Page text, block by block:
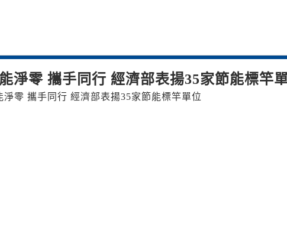
淨零 攜手同行 經濟部表揚35家節能標竿
淨零 攜手同行 經濟部表揚35家節能標竿單位